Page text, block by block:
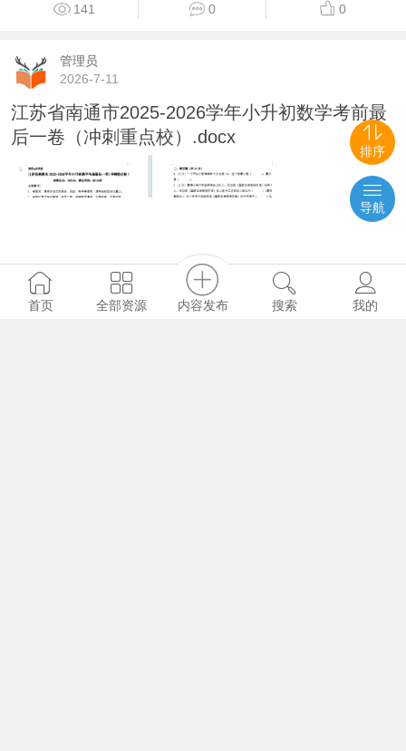
141 0 0
管理员
2026-7-11
江苏省南通市2025-2026学年小升初数学考前最
后一卷（冲刺重点校）.docx
首页 全部资源 内容发布 搜索 我的
排序
导航